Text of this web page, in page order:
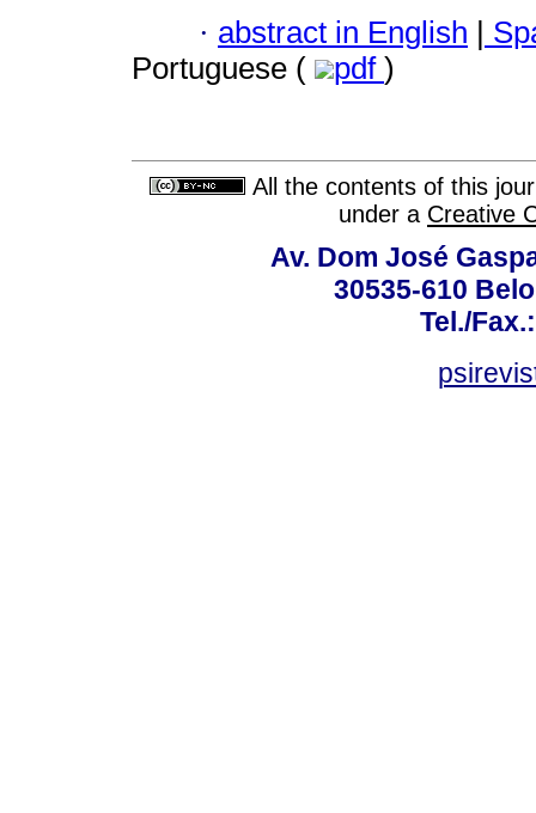
· abstract in English |
Portuguese (
pdf )
All the contents of this
under a Creative
Av. Dom José
30535-610
Tel./